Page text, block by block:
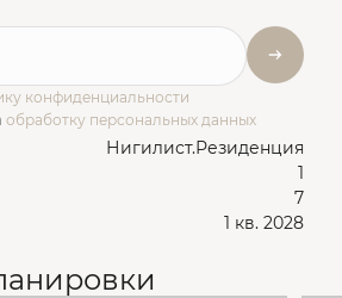
конфиденциальности
обработку персональных данных
Нигилист.Резиденция
1
7
1 кв. 2028